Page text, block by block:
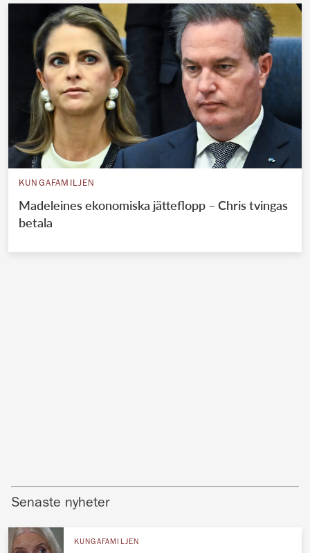
KUNGAFAMILJEN
Madeleines ekonomiska jätteflopp – Chris tvingas
betala
Senaste nyheter
KUNGAFAMILJEN